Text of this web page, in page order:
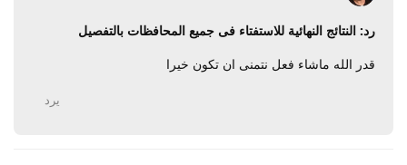
رد: النتائج النهائية للاستفتاء فى جميع المحافظات بالتفصيل
قدر الله ماشاء فعل نتمنى ان تكون خيرا
يرد